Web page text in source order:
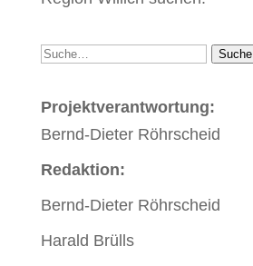
Suche Suche
Projektverantwortung:
Bernd-Dieter Röhrscheid
Redaktion:
Bernd-Dieter Röhrscheid
Harald Brülls